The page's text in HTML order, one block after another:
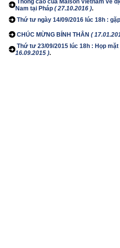
Thông cáo của Maison Vietnam về
Nam tại Pháp ( 27.10.2016 ).
Thứ tư ngày 14/09/2016 lúc 18h :
CHÚC MỪNG BÍNH THÂN (
Thứ tư 23/09/2015 lúc 18h : Họp
16.09.2015 ).